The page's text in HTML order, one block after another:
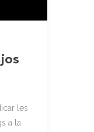
les
a la